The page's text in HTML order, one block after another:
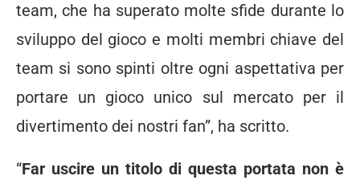
team, che ha superato molte sfide durante lo
sviluppo del gioco e molti membri chiave del
team si sono spinti oltre ogni aspettativa per
portare un gioco unico sul mercato per il
divertimento dei nostri fan”, ha scritto.
“Far uscire un titolo di questa portata non è